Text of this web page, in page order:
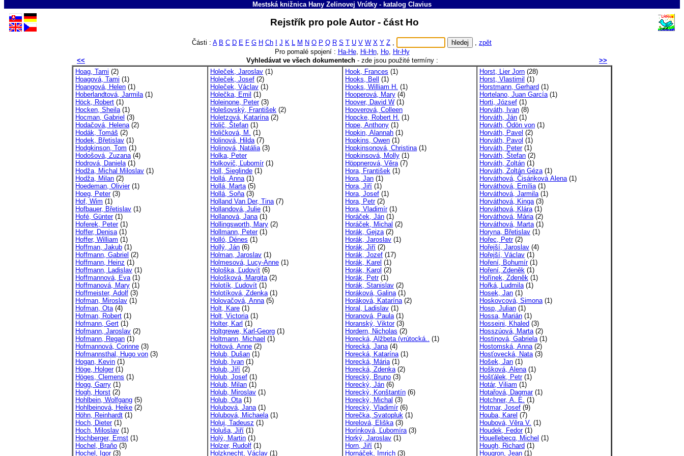
Mestská knižnica Hany Zelinovej Vrútky - katalog Clavius
Rejstřík pro pole Autor - část Ho
Části : A B C D E F G H Ch J K L M N O P Q R S T U V W X Y Z , , zpět
Pro pomalé spojení : Ha-He, Hi-Hn, Ho, Hr-Hy
<<
Vyhledávat ve všech dokumentech - zde jsou použité termíny :
>>
Hoag, Tami (2)
Hoagová, Tami (1)
Hoangová, Helen (1)
Hoberlandtová, Jarmila(1)
Höck, Robert (1)
Hocken, Sheila(1)
Hocman, Gabriel (3)
Hodačová, Helena(2)
Hodák, Tomáš (2)
Hodek, Břetislav (1)
Hodgkinson, Tom (1)
Hodošová, Zuzana(4)
Hodrová, Daniela(1)
Hodža, Michal Miloslav (1)
Hodža, Milan (2)
Hoedeman, Olivier(1)
Hoeg, Peter(3)
Hof, Wim (1)
Hofbauer, Břetislav (1)
Hofé, Günter(1)
Hoferek, Peter(1)
Hoffer, Denisa(1)
Hoffer, William (1)
Hoffman, Jakub (1)
Hoffmann, Gabriel (2)
Hoffmann, Heinz (1)
Hoffmann, Ladislav (1)
Hoffmannová, Eva(1)
Hoffmanová, Mary (1)
Hoffmeister, Adolf (3)
Hofman, Miroslav (1)
Hofman, Ota(4)
Hofman, Robert (1)
Hofmann, Gert (1)
Hofmann, Jaroslav (2)
Hofmann, Regan (1)
Hofmannová, Corinne (3)
Hofmannsthal, Hugo von (3)
Hogan, Kevin (1)
Höge, Holger(1)
Höges, Clemens (1)
Hogg, Garry (1)
Hogh, Horst (2)
Hohlbein, Wolfgang (5)
Hohlbeinová, Heike (2)
Höhn, Reinhardt (1)
Hoch, Dieter(1)
Hoch, Miloslav (1)
Hochberger, Ernst (1)
Hochel, Braňo (3)
Hochel, Igor(3)
Holeček, Jaroslav (1)
Holeček, Josef (2)
Holeček, Václav (1)
Holečka, Emil (1)
Holeinone, Peter(3)
Holešovský, František (2)
Holetzová, Katarína(2)
Holič, Štefan (1)
Holičková, M. (1)
Holinová, Hilda(7)
Holinová, Natália(3)
Holka, Peter
Holkovič, Ľubomír(1)
Holl, Sieglinde (1)
Hollá, Anna(1)
Hollá, Marta(5)
Hollá, Soňa(3)
Holland Van Der, Tina(7)
Hollandová, Julie (1)
Hollanová, Jana(1)
Hollingsworth, Mary (2)
Hollmann, Peter(1)
Holló, Dénes (1)
Hollý, Ján (6)
Holman, Jaroslav (1)
Holmesová, Lucy-Anne (1)
Hološka, Ľudovít (6)
Hološková, Margita(2)
Holotík, Ľudovít (1)
Holotíková, Zdenka(1)
Holovačová, Anna(5)
Holt, Kare (1)
Holt, Victoria(1)
Holter, Karl (1)
Holtgrewe, Karl-Georg (1)
Holtmann, Michael (1)
Holtová, Anne (2)
Holub, Dušan (1)
Holub, Ivan (1)
Holub, Jiří (2)
Holub, Josef (1)
Holub, Milan (1)
Holub, Miroslav (1)
Holub, Ota(1)
Holubová, Jana(1)
Holubová, Michaela(1)
Holuj, Tadeusz (1)
Holuša, Jiří (1)
Holý, Martin (1)
Holzer, Rudolf (1)
Holzknecht, Václav (1)
Hook, Frances (1)
Hooks, Bell
(1)
Hooks, William H. (1)
Hooperová, Mary (4)
Hoover, David W (1)
Hooverová, Colleen
Hopcke, Robert H. (1)
Hope, Anthony (1)
Hopkin, Alannah (1)
Hopkins, Owen (1)
Hopkinsonová, Christina(1)
Hopkinsová, Molly (1)
Höppnerová, Věra(7)
Hora, František (1)
Hora, Jan (1)
Hora, Jiří (1)
Hora, Josef (1)
Hora, Petr(2)
Hora, Vladimír(1)
Horáček, Ján (1)
Horáček, Michal (2)
Horák, Gejza(2)
Horák, Jaroslav (1)
Horák, Jiří (2)
Horák, Jozef (17)
Horák, Karel (1)
Horák, Karol (2)
Horák, Petr(1)
Horák, Stanislav (2)
Horáková, Galina(1)
Horáková, Katarína(2)
Horal, Ladislav (1)
Horanová, Paula(1)
Horanský, Viktor(3)
Hordern, Nicholas (2)
Horecká, Alžbeta (vrútocká.. (1)
Horecká, Jana(4)
Horecká, Katarína(1)
Horecká, Mária(1)
Horecká, Zdenka(2)
Horecký, Bruno (3)
Horecký, Ján (6)
Horecký, Konštantín (6)
Horecký, Michal (3)
Horecký, Vladimír(6)
Horečka, Svatopluk (1)
Horelová, Eliška(3)
Horínková, Ľubomíra(3)
Horký, Jaroslav (1)
Horn, Jiří (1)
Hornáček, Imrich (3)
Horst, Lier Jorn (28)
Horst, Vlastimil (1)
Horstmann, Gerhard (1)
Hortelano, Juan García(1)
Horti, József (1)
Horváth, Ivan (8)
Horváth, Ján (1)
Horváth, Ödön von (1)
Horváth, Pavel (2)
Horváth, Pavol (1)
Horváth, Peter(1)
Horváth, Štefan (2)
Horváth, Zoltán (1)
Horváth, Zoltán Géza(1)
Horváthová, Čisáriková Alena(1)
Horváthová, Emília(1)
Horváthová, Jarmila(1)
Horváthová, Kinga(3)
Horváthová, Klára(1)
Horváthová, Mária(2)
Horváthová, Marta(1)
Horyna, Břetislav (1)
Hořec, Petr(2)
Hořejší, Jaroslav (4)
Hořejší, Václav (1)
Hoření, Bohumír(1)
Hoření, Zdeněk (1)
Hořínek, Zdeněk (1)
Hořká, Ludmila(1)
Hosek, Jan (1)
Hoskovcová, Simona(1)
Hosp, Julian (1)
Hossa, Marián (1)
Hosseini, Khaled (3)
Hosszúová, Marta(2)
Hostinová, Gabriela(1)
Hostomská, Anna(2)
Hosťovecká, Nata(3)
Hošek, Jan (1)
Hošková, Alena(1)
Hošťálek, Petr(1)
Hotár, Viliam (1)
Hotařová, Dagmar(1)
Hotchner, A. E. (1)
Hotmar, Josef (9)
Houba, Karel (7)
Houbová, Věra V. (1)
Houdek, Fedor(1)
Houellebecq, Michel (1)
Hough, Richard (1)
Hougron, Jean (1)